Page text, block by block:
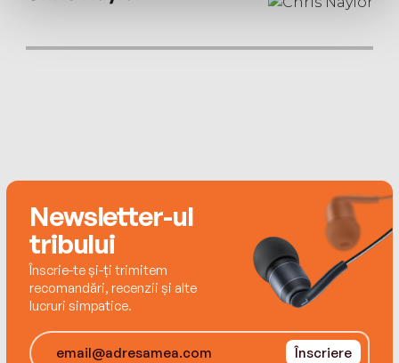
Find out in the twisty new thriller from the queen
of glamorous crime, Catherine Cooper.
PRAISE FOR CATHERINE COOPER:
Newsletter-ul
tribului
Înscrie-te și-ți trimitem
recomandări, recenzii și alte
lucruri simpatice.
Înscriere